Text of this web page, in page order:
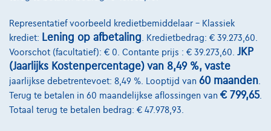
BMW Serie 2
223 i x Drive M sport Harman/Kardon panodak dig.airco alu19
01/2023
32.184 km Benzine Automaat 160 kW ( 218 PK )
Representatief voorbeeld kredietbemiddelaar – Klassiek
krediet: Lening op afbetaling . Kredietbedrag: € 39.273,60.
Voorschot (facultatief): € 0. Contante prijs : € 39.273,60. JKP
(Jaarlijks Kostenpercentage) van 8,49 %, vaste
jaarlijkse debetrentevoet: 8,49 %. Looptijd van 60 maanden
Terug te betalen in 60 maandelijkse aflossingen van € 799,65.
Totaal terug te betalen bedrag: € 47.978,93.